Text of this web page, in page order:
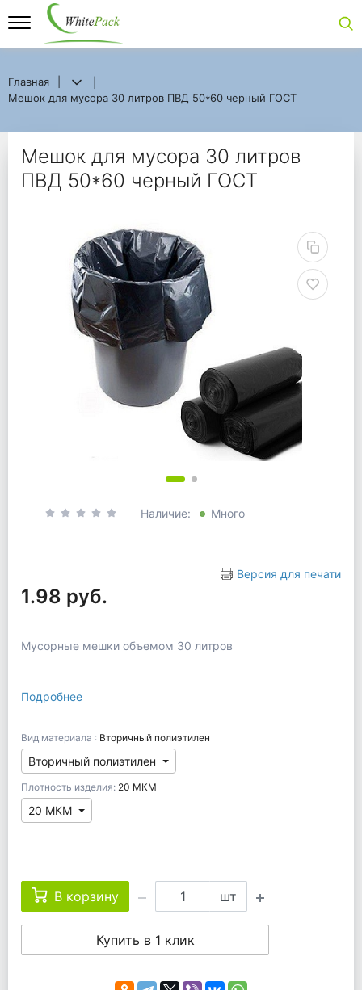
Мешок для мусора 30 литров ПВД 50*60 черный ГОСТ
Мешок для мусора
Главная
Мешок для мусора 30 литров ПВД 50*60 черный ГОСТ
Мешок для мусора 30 литров
ПВД 50*60 черный ГОСТ
Наличие: Много
Версия для печати
1.98 руб.
Мусорные мешки объемом 30 литров
Подробнее
Вид материала : Вторичный полиэтилен
Вторичный полиэтилен
Плотность изделия: 20 МКМ
20 МКМ
В корзину шт
Купить в 1 клик